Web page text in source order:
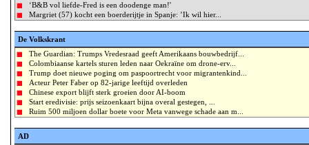
‘B&B vol liefde-Fred is een doodenge man!'
Margriet (57) kocht een boerderijtje in Spanje: ’Ik wil hier...
De Volkskrant
The Guardian: Trumps Vredesraad geeft Amerikaans bouwbedrijf...
Colombiaanse kartels sturen leden naar Oekraïne om drone-erv...
Trump doet nieuwe poging om paspoortrecht voor migrantenkind...
Acteur Peter Faber op 82-jarige leeftijd overleden
Chinese export blijft sterk groeien door AI-boom
Start eredivisie: prijs seizoenkaart bijna overal gestegen, ...
Ruim 500 miljoen dollar boete voor Meta vanwege schade aan m...
AD